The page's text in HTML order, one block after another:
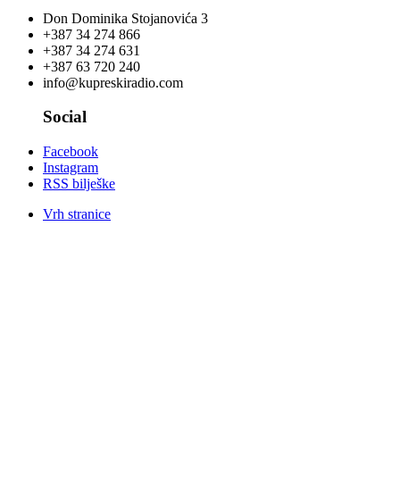
Don Dominika Stojanovića 3
+387 34 274 866
+387 34 274 631
+387 63 720 240
info@kupreskiradio.com
Social
Facebook
Instagram
RSS bilješke
Vrh stranice